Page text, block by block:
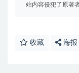
站内容侵犯了原著
收藏 海报